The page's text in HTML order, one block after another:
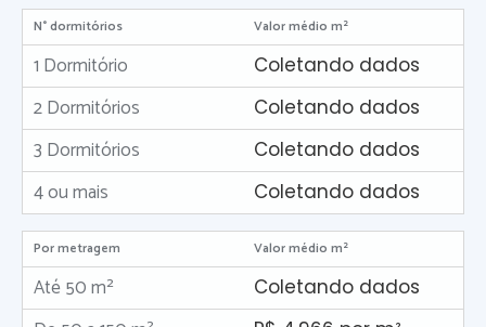
N° dormitórios Valor médio m²
1 Dormitório Coletando dados
2 Dormitórios Coletando dados
3 Dormitórios Coletando dados
4 ou mais Coletando dados
Por metragem Valor médio m²
Até 50 m² Coletando dados